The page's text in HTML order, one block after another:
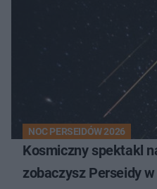
NOC PERSEIDÓW 2026
Kosmiczny spektakl
zobaczysz Perseidy w